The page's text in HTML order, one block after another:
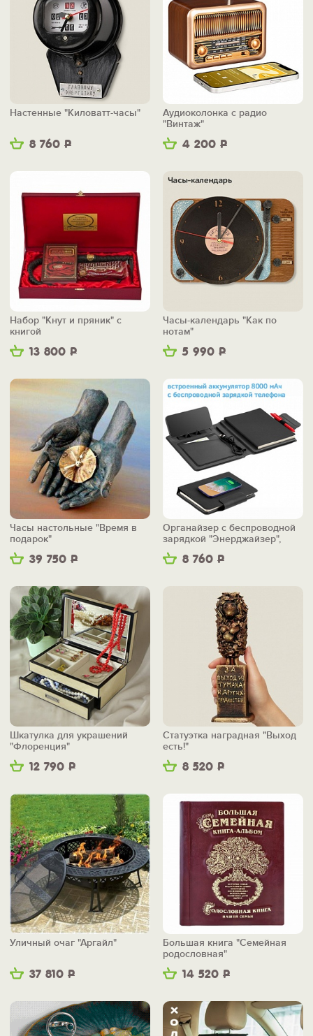
8 760 Р
Настенные "Киловатт-часы"
4 200 Р
Аудиоколонка с радио
"Винтаж"
13 800 Р
Набор "Кнут и пряник" с
книгой
5 990 Р
Часы-календарь "Как по
нотам"
39 750 Р
Часы настольные "Время в
подарок"
8 760 Р
Органайзер с беспроводной
зарядкой "Энерджайзер",
вер.2
12 790 Р
Шкатулка для украшений
"Флоренция"
8 520 Р
Статуэтка наградная "Выход
есть!"
37 810 Р
Уличный очаг "Аргайл"
14 520 Р
Большая книга "Семейная
родословная"